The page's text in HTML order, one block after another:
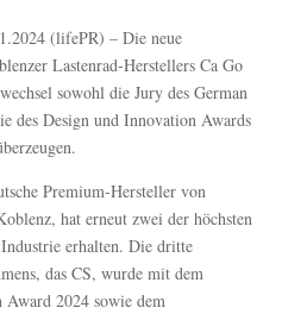
(lifePR) – Die neue
Lastenrad-Herstellers Ca Go
sowohl die Jury des German
des Design und Innovation Awards
Premium-Hersteller von
hat erneut zwei der höchsten
erhalten. Die dritte
das CS, wurde mit dem
Award 2024 sowie dem